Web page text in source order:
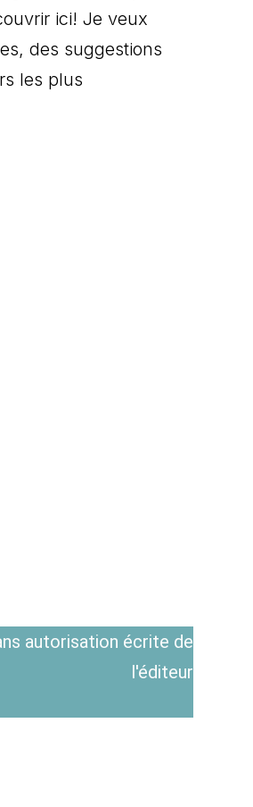
ici! Je veux
des suggestions
les plus
autorisation écrite de
l'éditeur